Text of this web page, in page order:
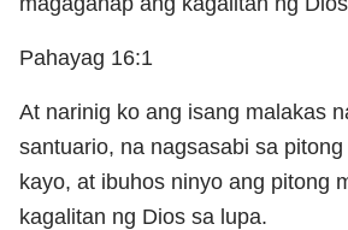
Pahayag 16:1
At narinig ko ang isang malakas
santuario, na nagsasabi sa
kayo, at ibuhos ninyo ang pitong
kagalitan ng Dios sa lupa.